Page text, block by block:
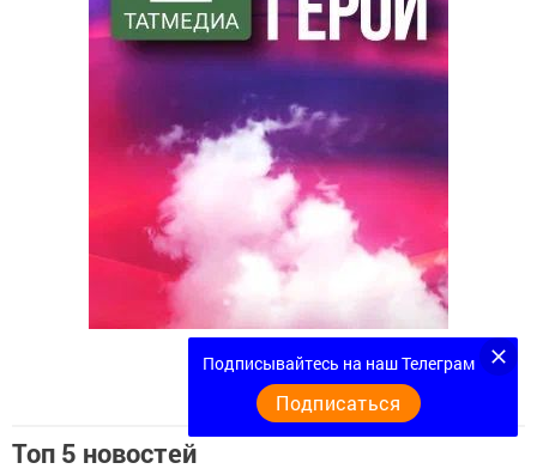
Топ 5 новостей
Подписывайтесь на наш Телеграм
Подписаться